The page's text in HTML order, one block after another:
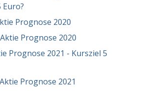
Euro?
Prognose 2020
Prognose 2020
Prognose 2021 - Kursziel 5
Prognose 2021